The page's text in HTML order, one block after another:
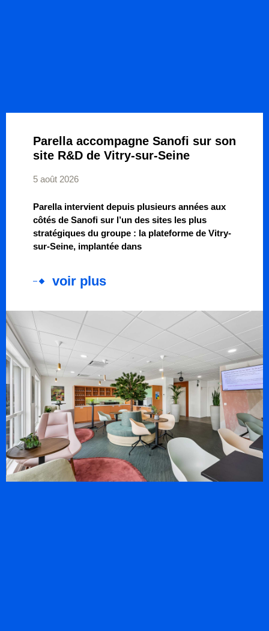
Parella accompagne Sanofi sur son
site R&D de Vitry-sur-Seine
5 août 2026
Parella intervient depuis plusieurs années aux
côtés de Sanofi sur l’un des sites les plus
stratégiques du groupe : la plateforme de Vitry-
sur-Seine, implantée dans
voir plus